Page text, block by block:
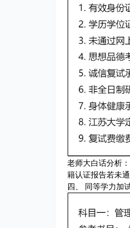
老师大白话分析：
籍认证报告若未
四、 同等学力加